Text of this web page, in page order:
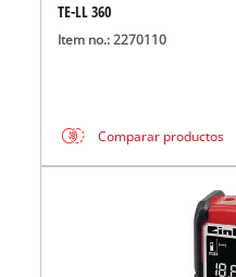
TE-LL 360
Item no.: 2270110
Comparar productos